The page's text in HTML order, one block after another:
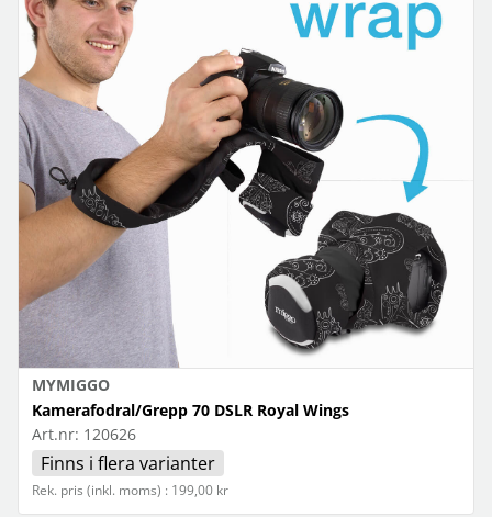
MYMIGGO
Kamerafodral/Grepp 70 DSLR Royal Wings
Art.nr: 120626
Finns i flera varianter
Rek. pris (inkl. moms) : 199,00 kr